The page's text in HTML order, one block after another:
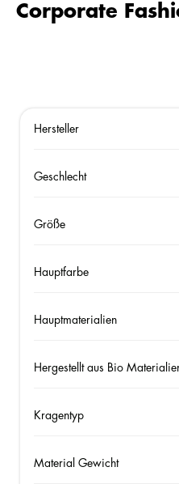
Corporate
Hersteller
Geschlecht
Größe
Hauptfarbe
Hauptmaterialien
Hergestellt aus Bio
Kragentyp
Material Gewicht